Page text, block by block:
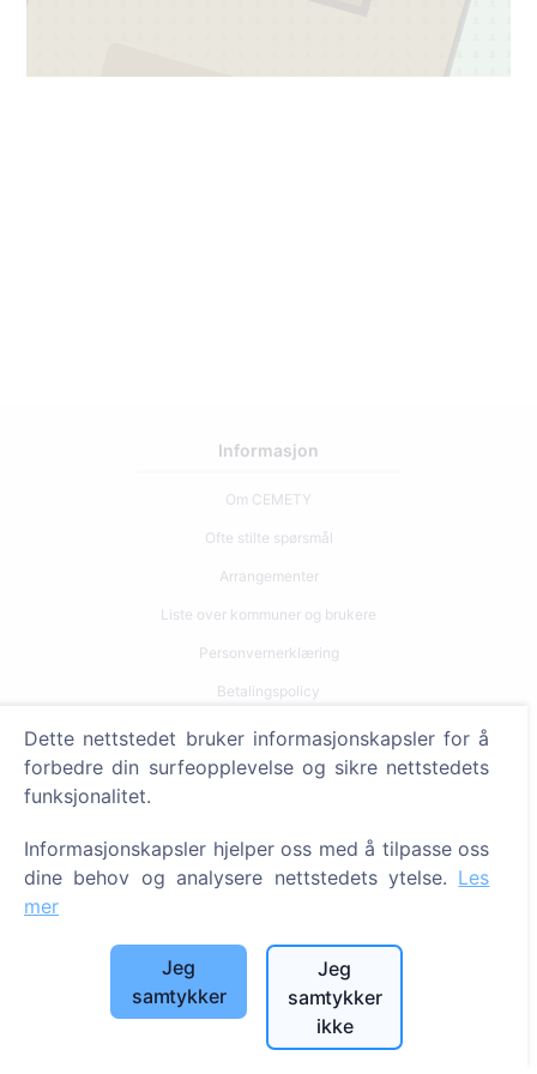
Informasjon
Om CEMETY
Ofte stilte spørsmål
Arrangementer
Liste over kommuner og brukere
Personvernerklæring
Betalingspolicy
Innstillinger for informasjonskapsler
Søk
Søk etter gravplasser
SIA "CEMETY", LV40103618951
Dette nettstedet bruker informasjonskapsler for å
forbedre din surfeopplevelse og sikre nettstedets
funksjonalitet.
Informasjonskapsler hjelper oss med å tilpasse oss
dine behov og analysere nettstedets ytelse. Les
mer
Jeg
samtykker
Jeg
samtykker
ikke